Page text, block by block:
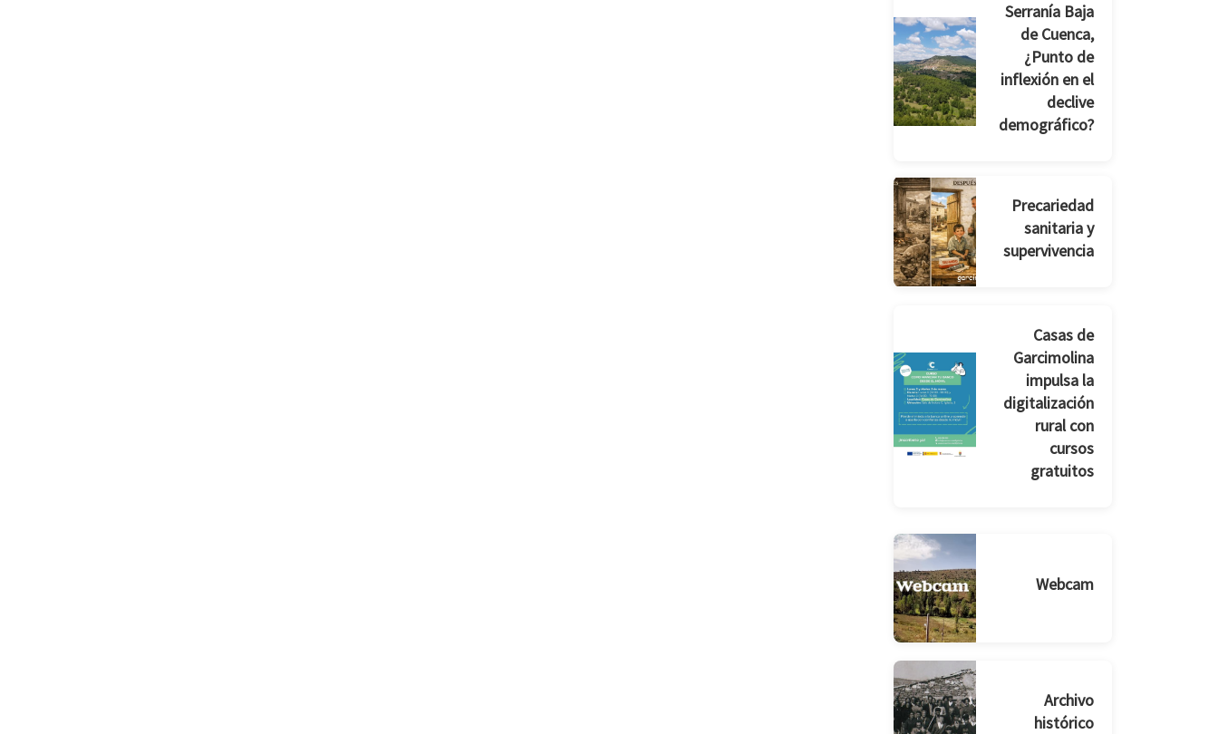
Serranía Baja
de Cuenca,
¿Punto de
inflexión en el
declive
demográfico?
Precariedad
sanitaria y
supervivencia
Casas de
Garcimolina
impulsa la
digitalización
rural con
cursos
gratuitos
Webcam
Archivo
histórico